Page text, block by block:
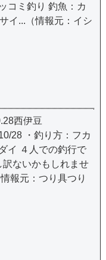
コミ釣り 釣魚：カ
イ...（情報元：イシ
西伊豆
28 ・釣り方：フカ
イ ４人での釣行で
ないかもしれませ
報元：つり具つり